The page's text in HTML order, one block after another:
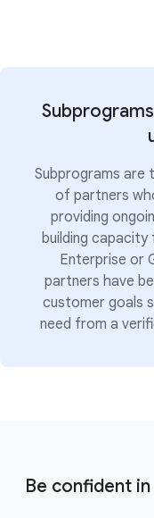
Subprograms are
of partners
providing
building
Enterprise or
partners have
customer goals
need from a
Be confident